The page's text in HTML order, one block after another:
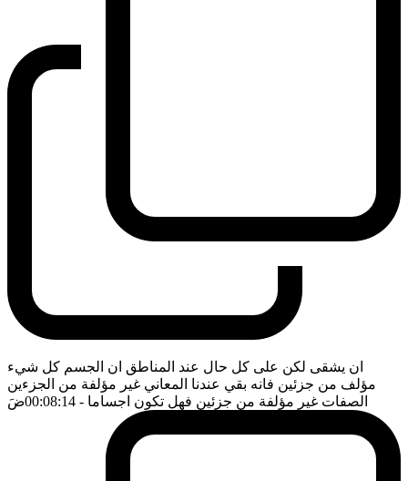
ان يشقى لكن على كل حال عند المناطق ان الجسم كل شيء
مؤلف من جزئين فانه بقي عندنا المعاني غير مؤلفة من الجزءين
الصفات غير مؤلفة من جزئين فهل تكون اجساما - 00:08:14 ضَ